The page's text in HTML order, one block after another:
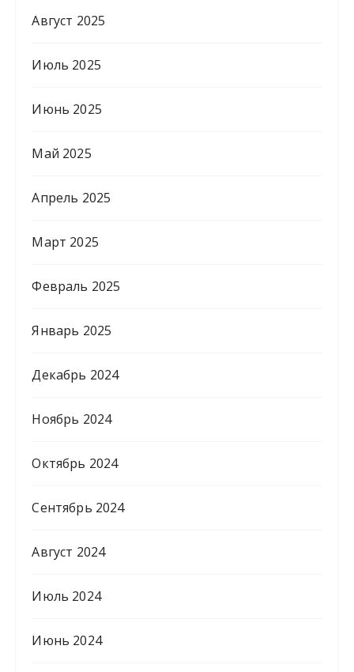
Август 2025
Июль 2025
Июнь 2025
Май 2025
Апрель 2025
Март 2025
Февраль 2025
Январь 2025
Декабрь 2024
Ноябрь 2024
Октябрь 2024
Сентябрь 2024
Август 2024
Июль 2024
Июнь 2024